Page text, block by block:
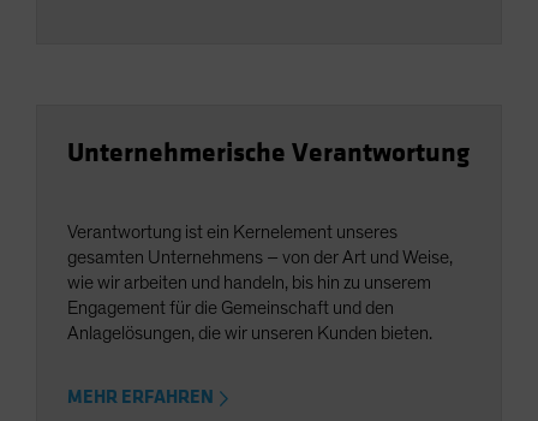
Unternehmerische Verantwortung
Verantwortung ist ein Kernelement unseres
gesamten Unternehmens – von der Art und Weise,
wie wir arbeiten und handeln, bis hin zu unserem
Engagement für die Gemeinschaft und den
Anlagelösungen, die wir unseren Kunden bieten.
MEHR ERFAHREN